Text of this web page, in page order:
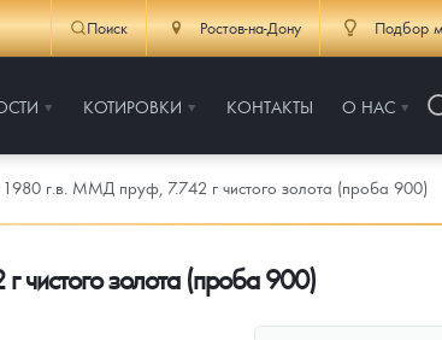
Поиск Ростов-на-Дону Подбор
КОТИРОВКИ КОНТАКТЫ О НАС
1980 г.в. ММД пруф, 7.742 г чистого золота (проба 900)
чистого золота (проба 900)